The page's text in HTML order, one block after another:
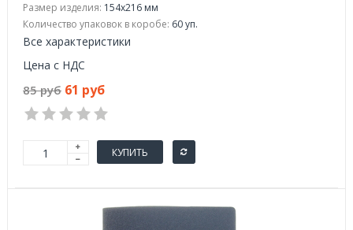
Размер изделия: 154x216 мм
Количество упаковок в коробе: 60 уп.
Все характеристики
Цена с НДС
85 руб 61 руб
КУПИТЬ